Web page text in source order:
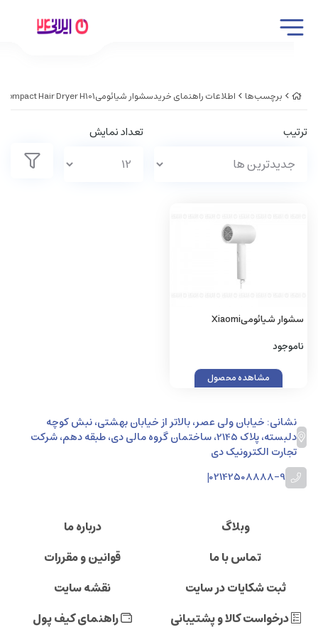
برچسب‌ها اطلاعات راهنمای خریدسشوار شیائومیXiaomi Compact Hair Dryer H101
ترتیب تعداد نمایش
سشوار شیائومیXiaomi
ناموجود
مشاهده محصول
نشانی: خیابان ولی عصر، بالاتر از خیابان بهشتی، نبش کوچه
دلبسته، پلاک 2145، ساختمان گروه مالی دی، طبقه دهم، شرکت
تجارت الکترونیک دی
02142508888-9
|
وبلاگ
درباره ما
تماس با ما
قوانین و مقررات
ثبت شکایات در سایت
نقشه سایت
درخواست کالا و پشتیبانی
راهنمای کیف پول